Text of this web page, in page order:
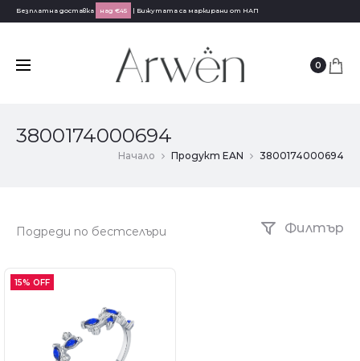
Безплатна доставка над €45 | Бижутата са маркирани от НАП
0
3800174000694
Начало Продукт EAN 3800174000694
Филтър
15% OFF